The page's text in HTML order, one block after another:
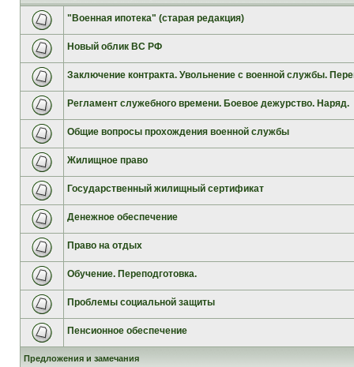
"Военная ипотека" (старая редакция)
Новый облик ВС РФ
Заключение контракта. Увольнение с военной службы.
Регламент служебного времени. Боевое дежурство. Наряд.
Общие вопросы прохождения военной службы
Жилищное право
Государственный жилищный сертификат
Денежное обеспечение
Право на отдых
Обучение. Переподготовка.
Проблемы социальной защиты
Пенсионное обеспечение
Предложения и замечания